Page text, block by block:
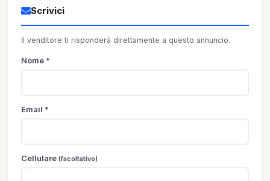
Scrivici
Il venditore ti risponderà direttamente a questo annuncio.
Nome *
Email *
Cellulare (facoltativo)